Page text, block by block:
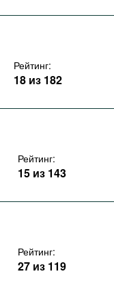
Рейтинг:
18 из 182
Рейтинг:
15 из 143
Рейтинг:
27 из 119